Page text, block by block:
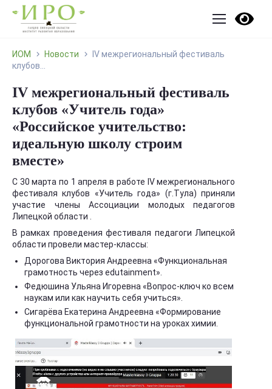
ИОМ Новости
IV межрегиональный фестиваль
клубов...
IV межрегиональный фестиваль
клубов «Учитель года»
«Российское учительство:
идеальную школу строим
вместе»
С 30 марта по 1 апреля в работе IV межрегионального
фестиваля клубов «Учитель года» (г.Тула) приняли
участие члены Ассоциации молодых педагогов
Липецкой области .
В рамках проведения фестиваля педагоги Липецкой
области провели мастер-классы:
Дорогова Виктория Андреевна «Функциональная
грамотность через edutainment».
Федюшина Ульяна Игоревна «Вопрос-ключ ко всем
наукам или как научить себя учиться».
Сигарёва Екатерина Андреевна «Формирование
функциональной грамотности на уроках химии.